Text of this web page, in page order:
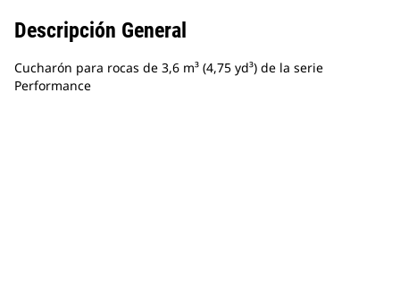
Descripción General
Cucharón para rocas de 3,6 m³ (4,75 yd³) de la serie
Performance